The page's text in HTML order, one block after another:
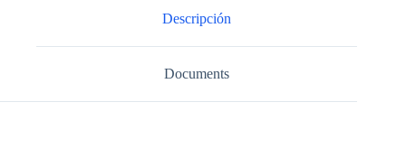
Descripción
Documents